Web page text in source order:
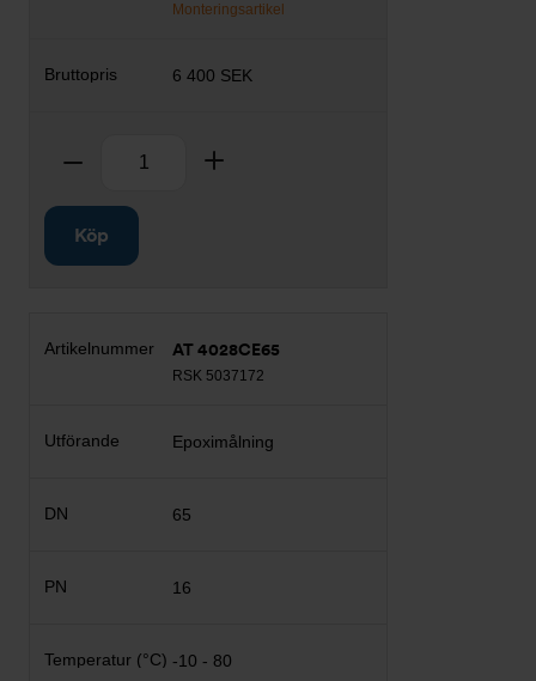
Monteringsartikel
6 400 SEK
Ta bort
Köp
AT 4028CE65
RSK 5037172
Epoximålning
65
16
-10 - 80